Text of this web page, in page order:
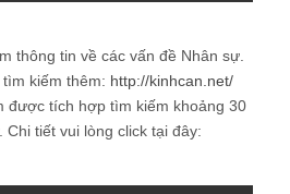
thông tin về các vấn đề Nhân sự
kiếm thêm: http://kinhcan.net/
được tích hợp tìm kiếm khoảng 30
. Chi tiết vui lòng click tại đây: